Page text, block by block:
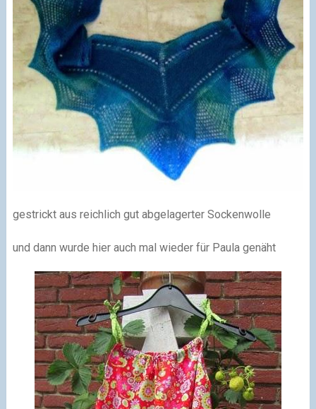
gestrickt aus reichlich gut abgelagerter Sockenwolle
und dann wurde hier auch mal wieder für Paula genäht